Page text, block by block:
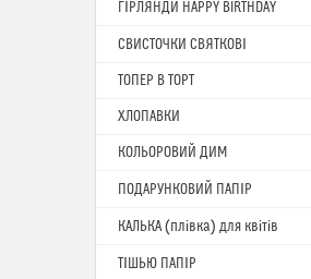
ГІРЛЯНДИ HAPPY BIRTHDAY
СВИСТОЧКИ СВЯТКОВІ
ТОПЕР В ТОРТ
ХЛОПАВКИ
КОЛЬОРОВИЙ ДИМ
ПОДАРУНКОВИЙ ПАПІР
КАЛЬКА (плівка) для квітів
ТІШЬЮ ПАПІР